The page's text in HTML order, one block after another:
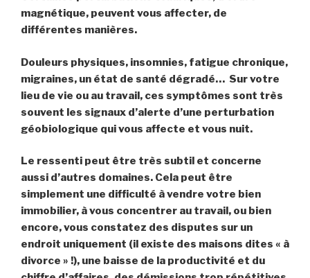
magnétique, peuvent vous affecter, de
différentes manières.
Douleurs physiques, insomnies, fatigue chronique,
migraines, un état de santé dégradé… Sur votre
lieu de vie ou au travail, ces symptômes sont très
souvent les signaux d’alerte d’une perturbation
géobiologique qui vous affecte et vous nuit.
Le ressenti peut être très subtil et concerne
aussi d’autres domaines. Cela peut être
simplement une difficulté à vendre votre bien
immobilier, à vous concentrer au travail, ou bien
encore, vous constatez des disputes sur un
endroit uniquement (il existe des maisons dites « à
divorce » !), une baisse de la productivité et du